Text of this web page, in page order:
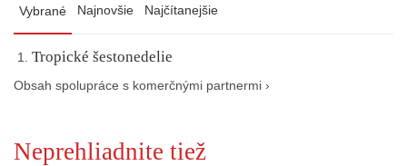
Vybrané Najnovšie Najčítanejšie
Tropické šestonedelie
Obsah spolupráce s komerčnými partnermi ›
Neprehliadnite tiež